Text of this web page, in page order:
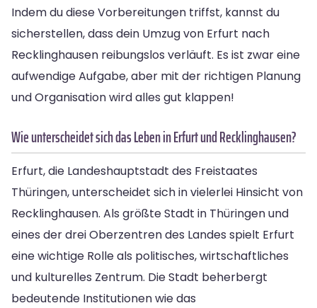
Indem du diese Vorbereitungen triffst, kannst du
sicherstellen, dass dein Umzug von Erfurt nach
Recklinghausen reibungslos verläuft. Es ist zwar eine
aufwendige Aufgabe, aber mit der richtigen Planung
und Organisation wird alles gut klappen!
Wie unterscheidet sich das Leben in Erfurt und Recklinghausen?
Erfurt, die Landeshauptstadt des Freistaates
Thüringen, unterscheidet sich in vielerlei Hinsicht von
Recklinghausen. Als größte Stadt in Thüringen und
eines der drei Oberzentren des Landes spielt Erfurt
eine wichtige Rolle als politisches, wirtschaftliches
und kulturelles Zentrum. Die Stadt beherbergt
bedeutende Institutionen wie das